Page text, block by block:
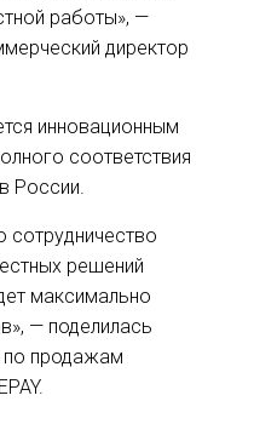
работы», —
директор
инновационным
соответствия
в России.
сотрудничество
решений
максимально
— поделилась
по продажам